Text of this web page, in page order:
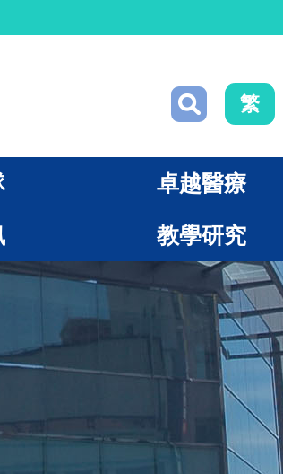
繁
卓越醫療
教學研究